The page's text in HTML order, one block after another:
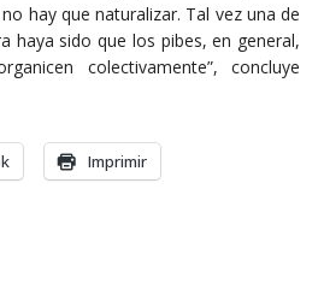
hay que naturalizar. Tal vez una de
haya sido que los pibes, en general,
colectivamente”, concluye
Imprimir